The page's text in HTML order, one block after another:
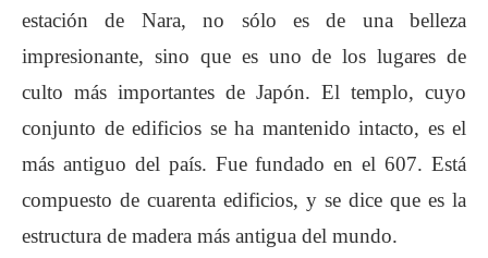
estación de Nara, no sólo es de una belleza
impresionante, sino que es uno de los lugares de
culto más importantes de Japón. El templo, cuyo
conjunto de edificios se ha mantenido intacto, es el
más antiguo del país. Fue fundado en el 607. Está
compuesto de cuarenta edificios, y se dice que es la
estructura de madera más antigua del mundo.